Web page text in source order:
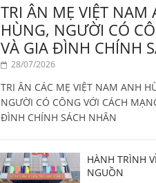
TRI ÂN MẸ VIỆT NAM
HÙNG, NGƯỜI CÓ
VÀ GIA ĐÌNH CHÍNH
28/07/2026
TRI ÂN CÁC MẸ VIỆT NAM ANH
NGƯỜI CÓ CÔNG VỚI CÁCH
ĐÌNH CHÍNH SÁCH NHÂN
HÀNH TRÌNH
NGUỒN